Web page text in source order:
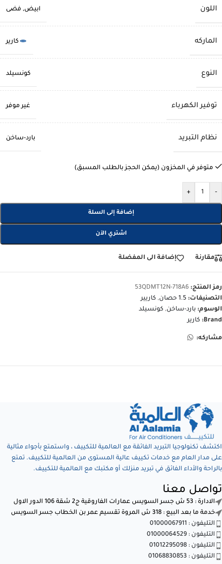
اللون ابيض, فضى
الماركه كارير
النوع كونسيلد
توفير الكهرباء غير موفر
نظام التبريد بارد-ساخن
متوفر في المخزون (يمكن الحجز بالطلب المسبق)
-
+
إضافة إلى السلة
اشتري الآن
مقارنة إضافة الى المفضلة
رمز المنتج: 53QDMT12N-718A6
التصنيفات: 1.5 حصان , كاريير
الوسوم: بارد-ساخن, كونسيلد
Brand:
كارير
مشاركه:
اكتشف تكنولوجيا التبريد الفائقة مع العالمية للتكييف ، واستمتع بأجواء مثالية
على مدار العام مع خدمات تكييف عالية المستوى من العالمية للتكييف. تمتع
بالراحة والأداء الفائق في تبريد منزلك أو مكتبك مع العالمية للتكييف.
تواصل معنا
الادارة : 53 ش جسر السويس عمارات الفاروقية ج2 شقة 106 الدور الاول
خدمة ما بعد البيع : 318 ش المروة تقسيم عمر بن الخطاب جسر السويس
التليفون : 01000067911
التليفون : 01000064529
التليفون : 01012295098
التليفون : 01068830853